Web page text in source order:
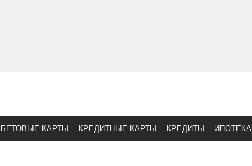
КАРТЫ КРЕДИТНЫЕ КАРТЫ КРЕДИТЫ ИПОТЕКА